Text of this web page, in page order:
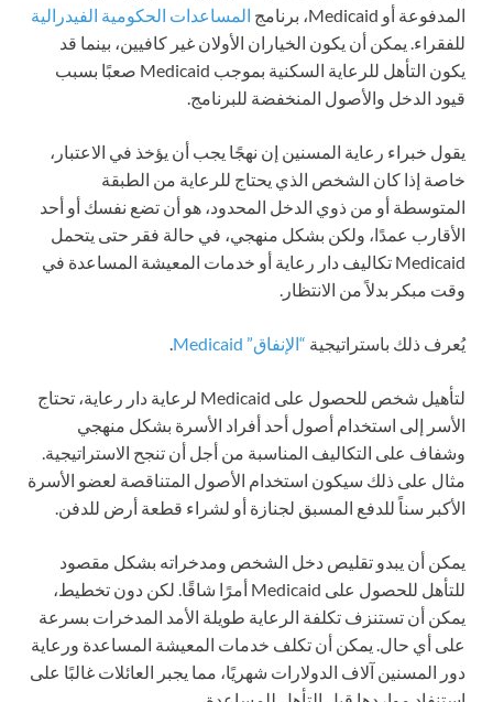
المدفوعة أو Medicaid، برنامج
المساعدات الحكومية الفيدرالية
للفقراء. يمكن أن يكون الخياران الأولان غير كافيين، بينما قد
يكون التأهل للرعاية السكنية بموجب Medicaid صعبًا بسبب
قيود الدخل والأصول المنخفضة للبرنامج.
يقول خبراء رعاية المسنين إن نهجًا يجب أن يؤخذ في الاعتبار،
خاصة إذا كان الشخص الذي يحتاج للرعاية من الطبقة
المتوسطة أو من ذوي الدخل المحدود، هو أن تضع نفسك أو أحد
الأقارب عمدًا، ولكن بشكل منهجي، في حالة فقر حتى يتحمل
Medicaid تكاليف دار رعاية أو خدمات المعيشة المساعدة في
وقت مبكر بدلاً من الانتظار.
يُعرف ذلك باستراتيجية “الإنفاق” Medicaid .
لتأهيل شخص للحصول على Medicaid لرعاية دار رعاية، تحتاج
الأسر إلى استخدام أصول أحد أفراد الأسرة بشكل منهجي
وشفاف على التكاليف المناسبة من أجل أن تنجح الاستراتيجية.
مثال على ذلك سيكون استخدام الأصول المتناقصة لعضو الأسرة
الأكبر سناً للدفع المسبق لجنازة أو لشراء قطعة أرض للدفن.
يمكن أن يبدو تقليص دخل الشخص ومدخراته بشكل مقصود
للتأهل للحصول على Medicaid أمرًا شاقًا. لكن دون تخطيط،
يمكن أن تستنزف تكلفة الرعاية طويلة الأمد المدخرات بسرعة
على أي حال. يمكن أن تكلف خدمات المعيشة المساعدة ورعاية
دور المسنين آلاف الدولارات شهريًا، مما يجبر العائلات غالبًا على